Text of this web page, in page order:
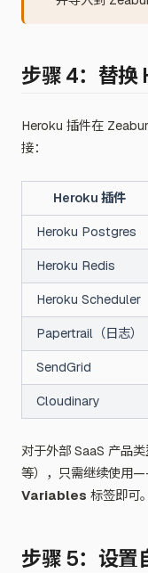
步骤 4：替
Heroku 插件在
接：
Heroku 插件
Heroku Postgres
Heroku Redis
Heroku Scheduler
Papertrail（日志）
SendGrid
Cloudinary
对于外部 SaaS 产品
等），只需继续使用
Variables 标签即可。
步骤 5：设置